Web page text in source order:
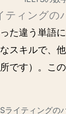
ティングの
た違う単語
スキルで、
です）。こ